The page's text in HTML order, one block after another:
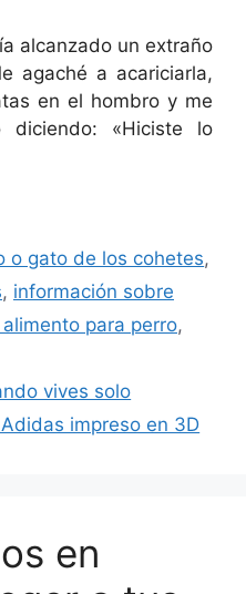
alcanzado un extraño
agaché a acariciarla,
en el hombro y me
«Hiciste lo
o gato de los cohetes,
, información sobre
para perro,
vives solo
impreso en 3D
en